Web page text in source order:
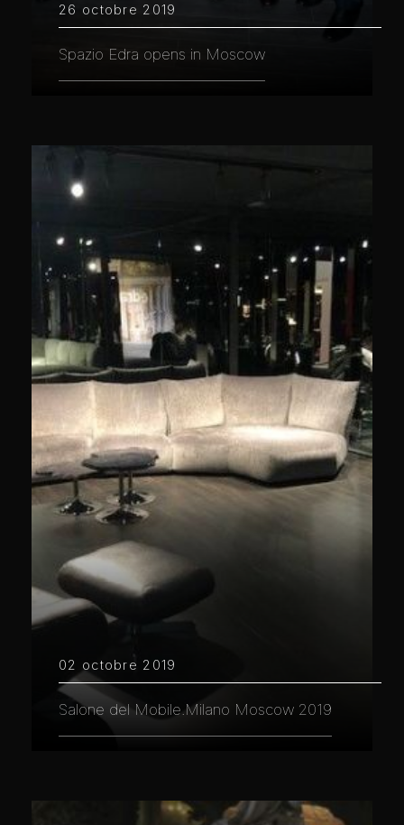
26 octobre 2019
Spazio Edra opens in Moscow
02 octobre 2019
Salone del Mobile.Milano Moscow 2019